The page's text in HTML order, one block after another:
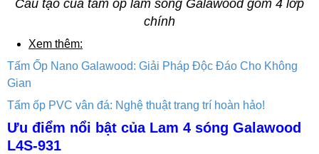
Cấu tạo của tấm ốp lam sóng Galawood gồm 4 lớp
chính
Xem thêm:
Tấm Ốp Nano Galawood: Giải Pháp Độc Đáo Cho Không
Gian
Tấm ốp PVC vân đá: Nghệ thuật trang trí hoàn hảo!
Ưu điểm nổi bật của Lam 4 sóng Galawood
L4S-931